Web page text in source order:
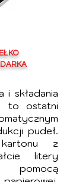
i składania
to ostatni
pudeł.
z
litery
pomocą